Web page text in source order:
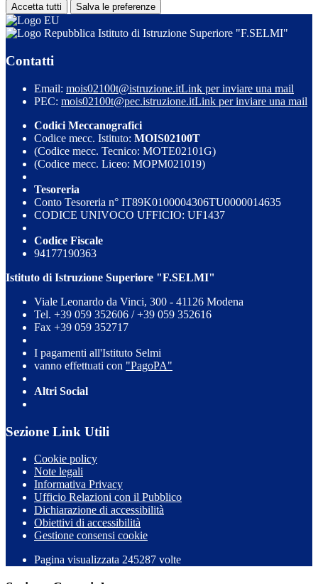
Accetta tutti Salva le preferenze
Istituto di Istruzione Superiore "F.SELMI"
Contatti
Email: mois02100t@istruzione.itLink per inviare una mail
PEC: mois02100t@pec.istruzione.itLink per inviare una mail
Codici Meccanografici
Codice mecc. Istituto: MOIS02100T
(Codice mecc. Tecnico: MOTE02101G)
(Codice mecc. Liceo: MOPM021019)
Tesoreria
Conto Tesoreria n° IT89K0100004306TU0000014635
CODICE UNIVOCO UFFICIO: UF1437
Codice Fiscale
94177190363
Istituto di Istruzione Superiore "F.SELMI"
Viale Leonardo da Vinci, 300 - 41126 Modena
Tel. +39 059 352606 / +39 059 352616
Fax +39 059 352717
I pagamenti all'Istituto Selmi
vanno effettuati con "PagoPA"
Altri Social
Sezione Link Utili
Cookie policy
Note legali
Informativa Privacy
Ufficio Relazioni con il Pubblico
Dichiarazione di accessibilità
Obiettivi di accessibilità
Gestione consensi cookie
Pagina visualizzata 245287 volte